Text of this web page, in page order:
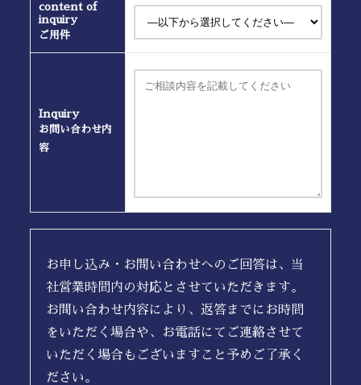
content of
inquiry
ご用件
Inquiry
お問い合わせ内
容
お申し込み・お問い合わせへのご回答は、当
社営業時間内の対応とさせていただきます。
お問い合わせ内容により、返答までにお時間
をいただく場合や、お電話にてご連絡させて
いただく場合もございますこと予めご了承く
ださい。